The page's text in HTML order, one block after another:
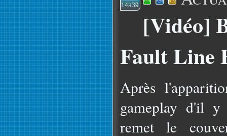
14h39
[Vidéo]
Fault Line
Après
gameplay d'il y
remet le